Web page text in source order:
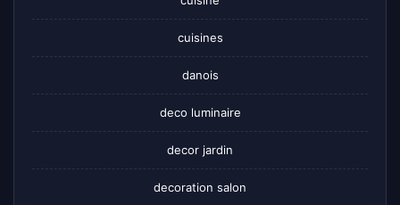
cuisines
danois
deco luminaire
decor jardin
decoration salon